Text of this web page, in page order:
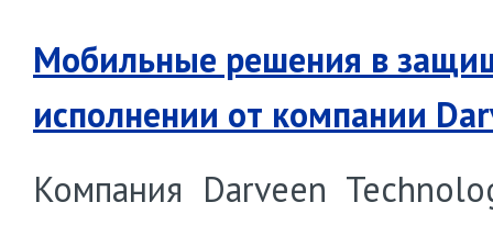
Мобильные решения в
исполнении от компании
Компания Darveen